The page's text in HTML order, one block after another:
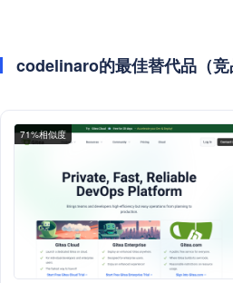
codelinaro的最佳替代品（竞
71%相似度